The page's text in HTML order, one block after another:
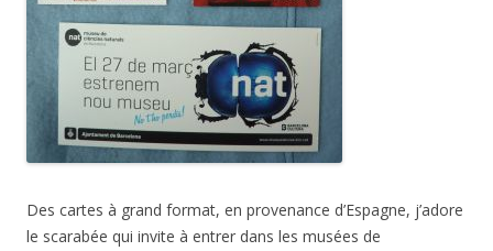
Des cartes à grand format, en provenance d’Espagne, j’adore
le scarabée qui invite à entrer dans les musées de